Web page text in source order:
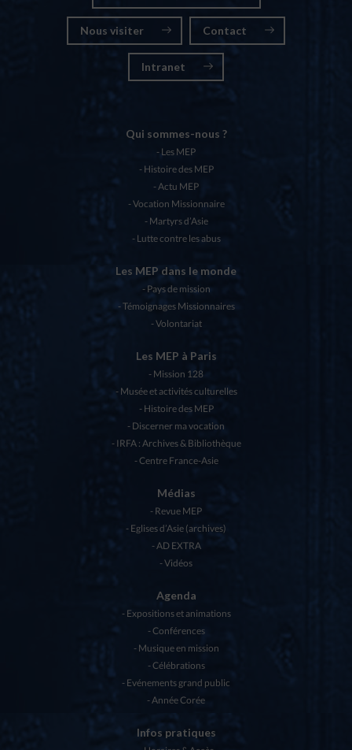
Nous visiter Contact
Intranet
Qui sommes-nous ?
Les MEP
Histoire des MEP
Actu MEP
Vocation Missionnaire
Martyrs d’Asie
Lutte contre les abus
Les MEP dans le monde
Pays de mission
Témoignages Missionnaires
Volontariat
Les MEP à Paris
Mission 128
Musée et activités culturelles
Histoire des MEP
Discerner ma vocation
IRFA : Archives & Bibliothèque
Centre France-Asie
Médias
Revue MEP
Eglises d’Asie (archives)
AD EXTRA
Vidéos
Agenda
Expositions et animations
Conférences
Musique en mission
Célébrations
Evénements grand public
Année Corée
Infos pratiques